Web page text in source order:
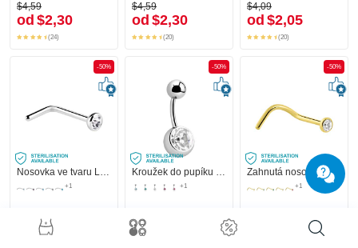
$4,59
od $2,30
(24)
$4,59
od $2,30
(20)
$4,09
od $2,05
(20)
-50%
+1
$2,30
-50%
+1
od
-50%
Zahnutá nosovka (chirurgická ocel, zlatá, lesklý povrch) s krystalovým kamínkem
+1